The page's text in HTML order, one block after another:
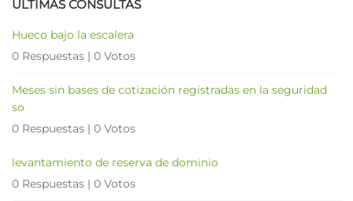
ÚLTIMAS CONSULTAS
Hueco bajo la escalera
0 Respuestas | 0 Votos
Meses sin bases de cotización registradas en la seguridad
so
0 Respuestas | 0 Votos
levantamiento de reserva de dominio
0 Respuestas | 0 Votos